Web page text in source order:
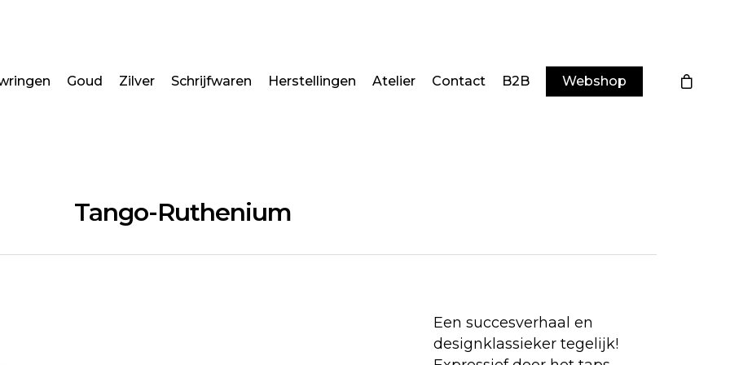
Goud Zilver Schrijfwaren Herstellingen Atelier Contact B2B Webshop
Tango-Ruthenium
Een succesverhaal en
designklassieker tegelijk!